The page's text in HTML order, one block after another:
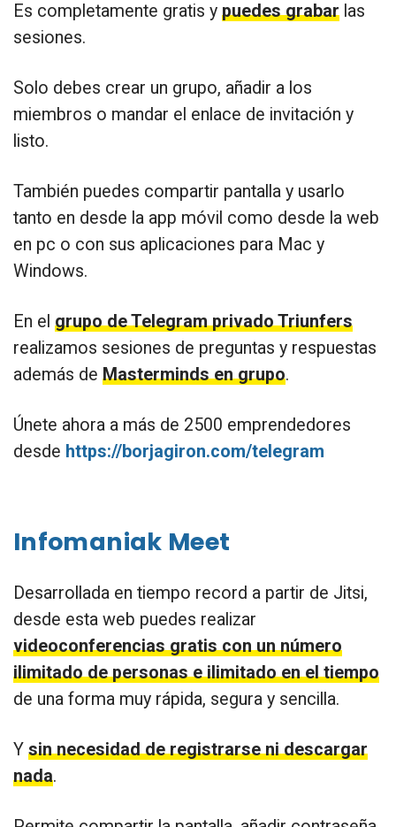
Es completamente gratis y puedes grabar las
sesiones.
Solo debes crear un grupo, añadir a los
miembros o mandar el enlace de invitación y
listo.
También puedes compartir pantalla y usarlo
tanto en desde la app móvil como desde la web
en pc o con sus aplicaciones para Mac y
Windows.
En el grupo de Telegram privado Triunfers
realizamos sesiones de preguntas y respuestas
además de Masterminds en grupo.
Únete ahora a más de 2500 emprendedores
desde https://borjagiron.com/telegram
Infomaniak Meet
Desarrollada en tiempo record a partir de Jitsi,
desde esta web puedes realizar
videoconferencias gratis con un número
ilimitado de personas e ilimitado en el tiempo
de una forma muy rápida, segura y sencilla.
Y sin necesidad de registrarse ni descargar
nada.